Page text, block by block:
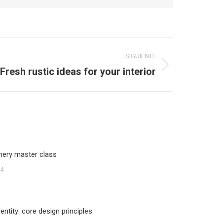
SIGUIENTE
Fresh rustic ideas for your interior
master class
core design principles